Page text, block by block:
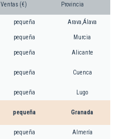
Ventas (€) Provincia
pequeña Arava,Álava
pequeña Murcia
pequeña Alicante
pequeña Cuenca
pequeña Lugo
pequeña Granada
pequeña Almería